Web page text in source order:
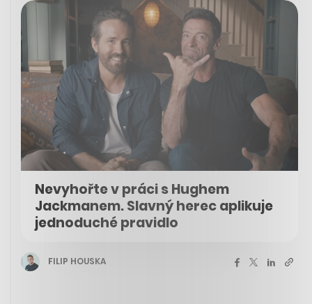
Nevyhořte v práci s Hughem
Jackmanem. Slavný herec aplikuje
jednoduché pravidlo
FILIP HOUSKA